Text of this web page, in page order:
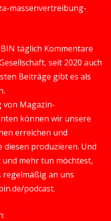
massenvertreibung-
täglich Kommentare
seit 2020 auch
Beiträge gibt es als
Magazin-
können wir unsere
erreichen und
produzieren. Und
mehr tun möchtest,
regelmäßig an uns
podcast.